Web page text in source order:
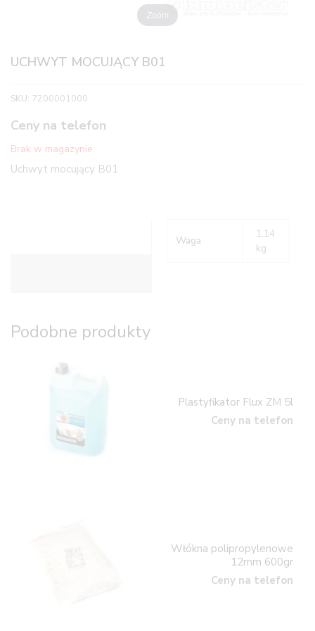
Zoom
UCHWYT MOCUJĄCY B01
SKU: 7200001000
Ceny na telefon
Brak w magazynie
Uchwyt mocujący B01
Waga
1,14
kg
Podobne produkty
Plastyfikator Flux ZM 5l
Ceny na telefon
Włókna polipropylenowe
12mm 600gr
Ceny na telefon